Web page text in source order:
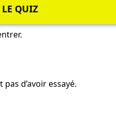
QUIZ
d’avoir essayé.